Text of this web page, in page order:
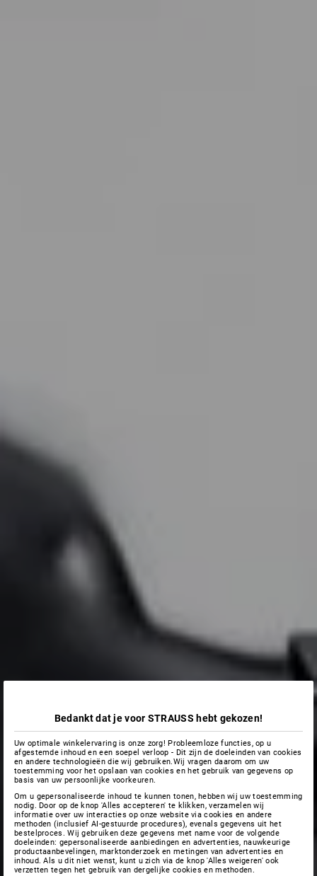
Bedankt dat je voor STRAUSS hebt gekozen!
Uw optimale winkelervaring is onze zorg! Probleemloze functies, op u
afgestemde inhoud en een soepel verloop - Dit zijn de doeleinden van cookies
en andere technologieën die wij gebruiken.Wij vragen daarom om uw
toestemming voor het opslaan van cookies en het gebruik van gegevens op
basis van uw persoonlijke voorkeuren.
Om u gepersonaliseerde inhoud te kunnen tonen, hebben wij uw toestemming
nodig. Door op de knop 'Alles accepteren' te klikken, verzamelen wij
informatie over uw interacties op onze website via cookies en andere
methoden (inclusief AI-gestuurde procedures), evenals gegevens uit het
bestelproces. Wij gebruiken deze gegevens met name voor de volgende
doeleinden: gepersonaliseerde aanbiedingen en advertenties, nauwkeurige
productaanbevelingen, marktonderzoek en metingen van advertenties en
inhoud. Als u dit niet wenst, kunt u zich via de knop 'Alles weigeren' ook
verzetten tegen het gebruik van dergelijke cookies en methoden.